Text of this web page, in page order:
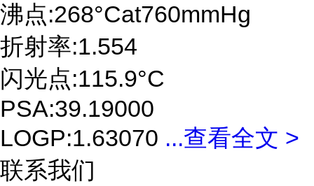
沸点:268°Cat760mmHg
折射率:1.554
闪光点:115.9°C
PSA:39.19000
LOGP:1.63070 ...查看全文 >
联系我们